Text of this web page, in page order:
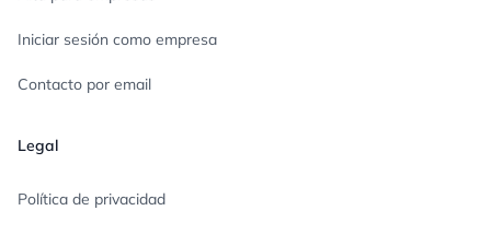
Iniciar sesión como empresa
Contacto por email
Legal
Política de privacidad